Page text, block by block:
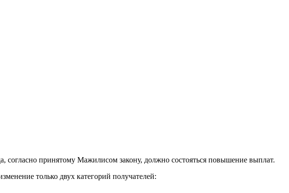
согласно принятому Мажилисом закону, должно состояться повышение выплат.
только двух категорий получателей: